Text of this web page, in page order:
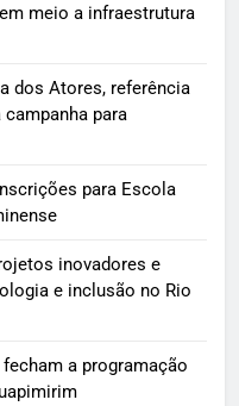
meio a infraestrutura
dos Atores, referência
para
para Escola
inovadores e
e inclusão no Rio
a programação